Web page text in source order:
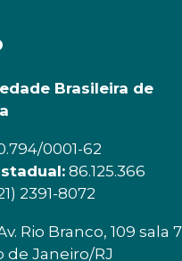
Brasileira de
0001-62
86.125.366
2391-8072
Rio Branco, 109 sala
de Janeiro/RJ